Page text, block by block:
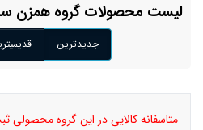
لیست محصولات گروه همزن
جدیدترین
متاسفانه کالایی در این گروه